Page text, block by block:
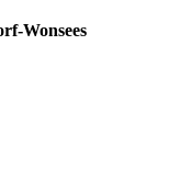
Wonsees